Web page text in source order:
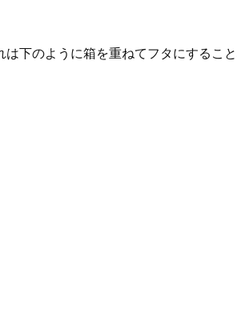
下のように箱を重ねてフタにするこ